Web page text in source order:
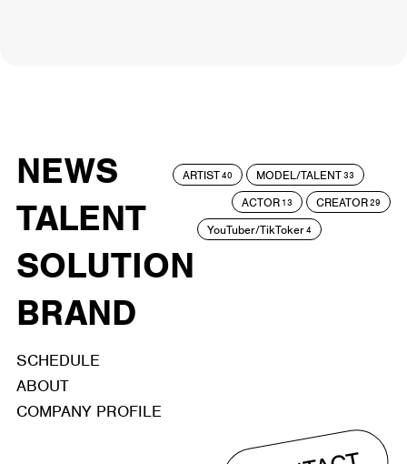
NEWS
TALENT
SOLUTION
BRAND
ARTIST40 MODEL/TALENT33
ACTOR 13 CREATOR29
YouTuber/TikToker4
SCHEDULE
ABOUT
COMPANY PROFILE